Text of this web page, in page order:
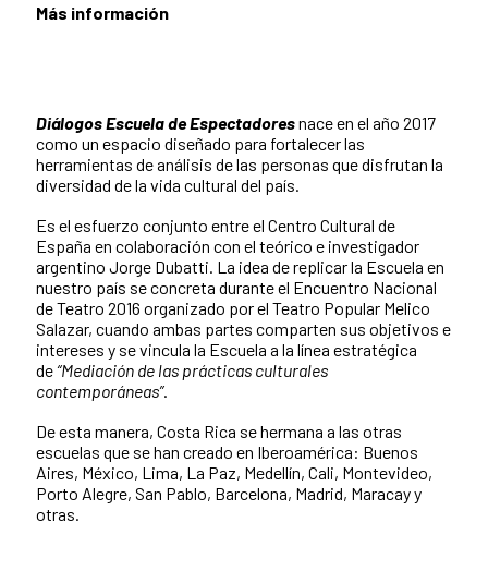
Más información
Diálogos Escuela de Espectadoresnace en el año 2017
como un espacio diseñado para fortalecer las
herramientas de análisis de las personas que disfrutan la
diversidad de la vida cultural del país.
Es el esfuerzo conjunto entre el Centro Cultural de
España en colaboración con el teórico e investigador
argentino Jorge Dubatti. La idea de replicar la Escuela en
nuestro país se concreta durante el Encuentro Nacional
de Teatro 2016 organizado por el Teatro Popular Melico
Salazar, cuando ambas partes comparten sus objetivos e
intereses y se vincula la Escuela a la línea estratégica
de“Mediación de las prácticas culturales
contemporáneas”.
De esta manera, Costa Rica se hermana a las otras
escuelas que se han creado en Iberoamérica: Buenos
Aires, México, Lima, La Paz, Medellín, Cali, Montevideo,
Porto Alegre, San Pablo, Barcelona, Madrid, Maracay y
otras.